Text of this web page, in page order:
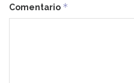
Comentario *